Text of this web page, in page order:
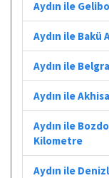
Aydın ile
Aydın ile Bakü
Aydın ile
Aydın ile
Aydın ile
Kilometre
Aydın ile